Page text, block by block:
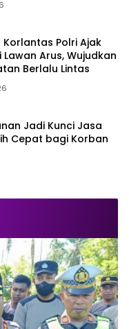
Polri Ajak
Arus, Wujudkan
Berlalu Lintas
Jadi Kunci Jasa
Cepat bagi Korban